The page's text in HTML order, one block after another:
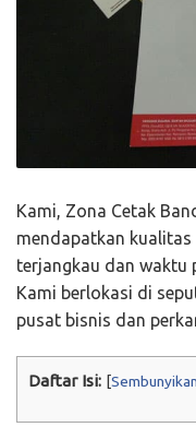
Kami, Zona Cetak
mendapatkan
terjangkau dan waktu
Kami berlokasi di
pusat bisnis dan
Daftar Isi: [